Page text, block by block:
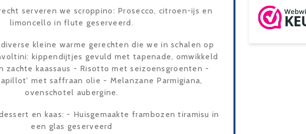
serveren we scroppino: Prosecco, citroen-ijs en
limoncello in flute geserveerd.
kleine warme gerechten die we in schalen op
kippendijtjes gevuld met tapenade, omwikkeld
zachte kaassaus - Risotto met seizoensgroenten -
met saffraan olie - Melanzane Parmigiana,
ovenschotel aubergine.
en kaas: - Huisgemaakte frambozen tiramisu in
een glas geserveerd